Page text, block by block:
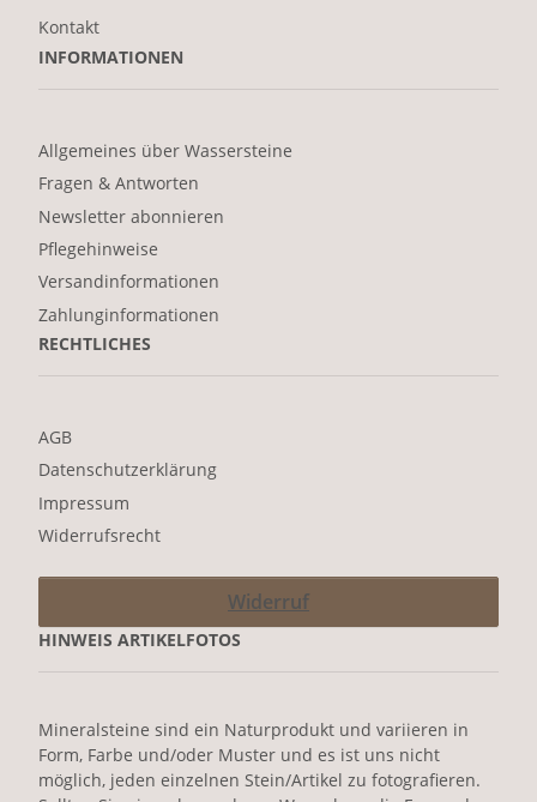
Kontakt
INFORMATIONEN
Allgemeines über Wassersteine
Fragen & Antworten
Newsletter abonnieren
Pflegehinweise
Versandinformationen
Zahlunginformationen
RECHTLICHES
AGB
Datenschutzerklärung
Impressum
Widerrufsrecht
Widerruf
HINWEIS ARTIKELFOTOS
Mineralsteine sind ein Naturprodukt und variieren in
Form, Farbe und/oder Muster und es ist uns nicht
möglich, jeden einzelnen Stein/Artikel zu fotografieren.